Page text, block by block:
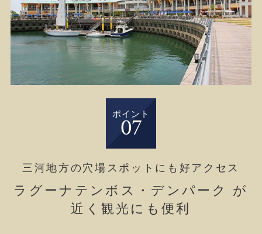
ポイント
07
三河地方の穴場スポットにも好アクセス
ラグーナテンボス・デンパーク が
近く観光にも便利